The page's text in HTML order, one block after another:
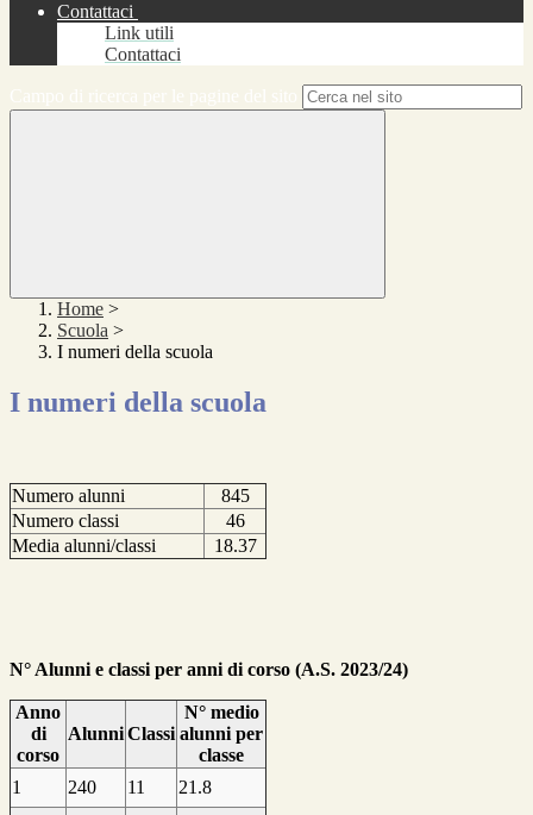
Contattaci
Link utili
Contattaci
Home >
Scuola >
I numeri della scuola
I numeri della scuola
Numero alunni
845
Numero classi
46
Media alunni/classi
18.37
N° Alunni e classi per anni di corso (A.S. 2023/24)
Anno
di
corso
AlunniClassi
N° medio
alunni per
classe
1
240 11
21.8